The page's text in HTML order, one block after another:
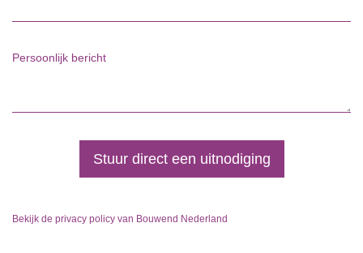
Persoonlijk bericht
Stuur direct een uitnodiging
Bekijk de privacy policy van Bouwend Nederland